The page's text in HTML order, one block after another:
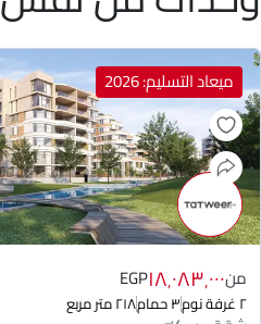
ميعاد التسليم: 2026
من١٨٬٠٨٣٬٠٠٠EGP
٢ غرفة نوم ٣ حمام ٢١٨ متر مربع